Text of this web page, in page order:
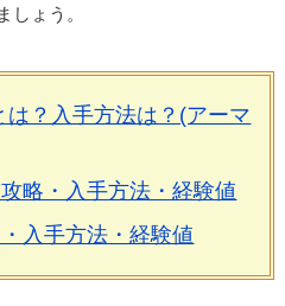
しょう。
は？入手方法は？(アーマ
略・入手方法・経験値
入手方法・経験値